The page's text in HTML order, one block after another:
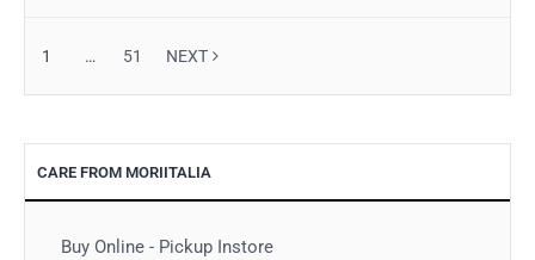
1 … 51 NEXT
CARE FROM MORIITALIA
Buy Online - Pickup Instore